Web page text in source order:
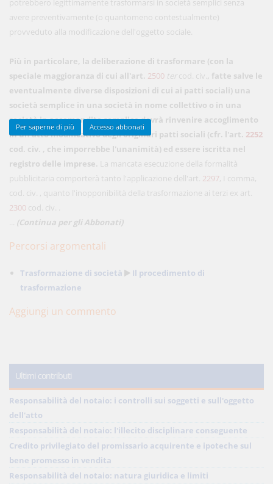
potrebbero legittimamente trasformarsi in società semplici senza
avere preventivamente (o quantomeno contestualmente)
provveduto alla modificazione dell'oggetto sociale.
Più in particolare, la deliberazione di trasformare (con la
speciale maggioranza di cui all'art. 2500 tercod. civ. , fatte salve le
eventualmente diverse disposizioni di cui ai patti sociali) una
società semplice in una società in nome collettivo o in una
società in accomandita semplicedovrà rinvenire accoglimento
in un atto modificativo degli originari patti sociali (cfr. l'art. 2252
cod. civ. , che imporrebbe l'unanimità) ed essere iscritta nel
registro delle imprese. La mancata esecuzione della formalità
pubblicitaria comporterà tanto l'applicazione dell'art. 2297, I comma,
cod. civ. , quanto l'inopponibilità della trasformazione ai terzi ex art.
2300 cod. civ. .
(Continua per gli Abbonati)
Percorsi argomentali
Trasformazione di società
Il procedimento di
trasformazione
Aggiungi un commento
Ultimi contributi
Responsabilità del notaio: i controlli sui soggetti e sull'oggetto
dell'atto
Responsabilità del notaio: l'illecito disciplinare conseguente
Credito privilegiato del promissario acquirente e ipoteche sul
bene promesso in vendita
Responsabilità del notaio: natura giuridica e limiti
Acquista ora
48,00 €
Acquista ora
Per saperne di più Accesso abbonati